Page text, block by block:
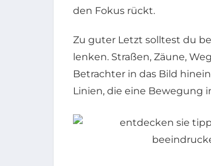
den Fokus rückt.
Zu guter Letzt solltest du
lenken. Straßen, Zäune,
Betrachter in das Bild
Linien, die eine Bewegung